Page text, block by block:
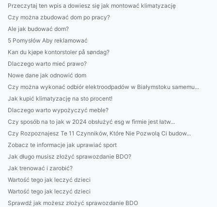
Przeczytaj ten wpis a dowiesz się jak montować klimatyzację
Czy można zbudować dom po pracy?
Ale jak budować dom?
5 Pomysłów Aby reklamować
Kan du kjøpe kontorstoler på søndag?
Dlaczego warto mieć prawo?
Nowe dane jak odnowić dom
Czy można wykonać odbiór elektroodpadów w Białymstoku samemu...
Jak kupić klimatyzację na sto procent!
Dlaczego warto wypożyczyć meble?
Czy sposób na to jak w 2024 obsłużyć esg w firmie jest łatw...
Czy Rozpoznajesz Te 11 Czynników, Które Nie Pozwolą Ci budow...
Zobacz te informacje jak uprawiać sport
Jak długo musisz złożyć sprawozdanie BDO?
Jak trenować i zarobić?
Wartość tego jak leczyć dzieci
Wartość tego jak leczyć dzieci
Sprawdź jak możesz złożyć sprawozdanie BDO